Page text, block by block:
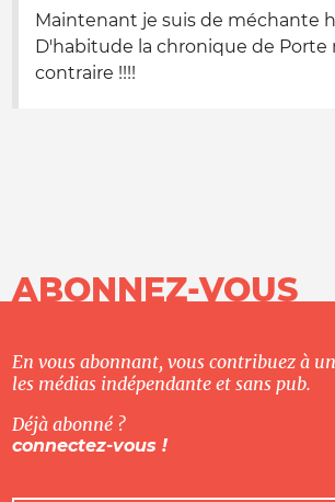
Maintenant je suis de méchante
D'habitude la chronique de Porte
contraire !!!!
ABONNEZ-VOUS
En vous abonnant, vous contribuez à
les médias indépendante et sans pub.
Déjà abonné ?
connectez-vous !